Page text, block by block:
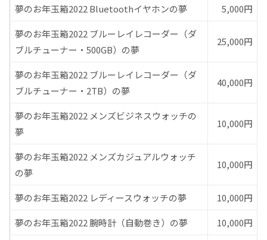
夢のお年玉箱2022 Bluetoothイヤホンの夢
5,000円
夢のお年玉箱2022 ブルーレイレコーダー（ダ
ブルチューナー・500GB）の夢
25,000円
夢のお年玉箱2022 ブルーレイレコーダー（ダ
ブルチューナー・2TB）の夢
40,000円
夢のお年玉箱2022 メンズビジネスウォッチの
夢
10,000円
夢のお年玉箱2022 メンズカジュアルウォッチ
の夢
10,000円
夢のお年玉箱2022 レディースウォッチの夢
10,000円
夢のお年玉箱2022 腕時計（自動巻き）の夢
10,000円